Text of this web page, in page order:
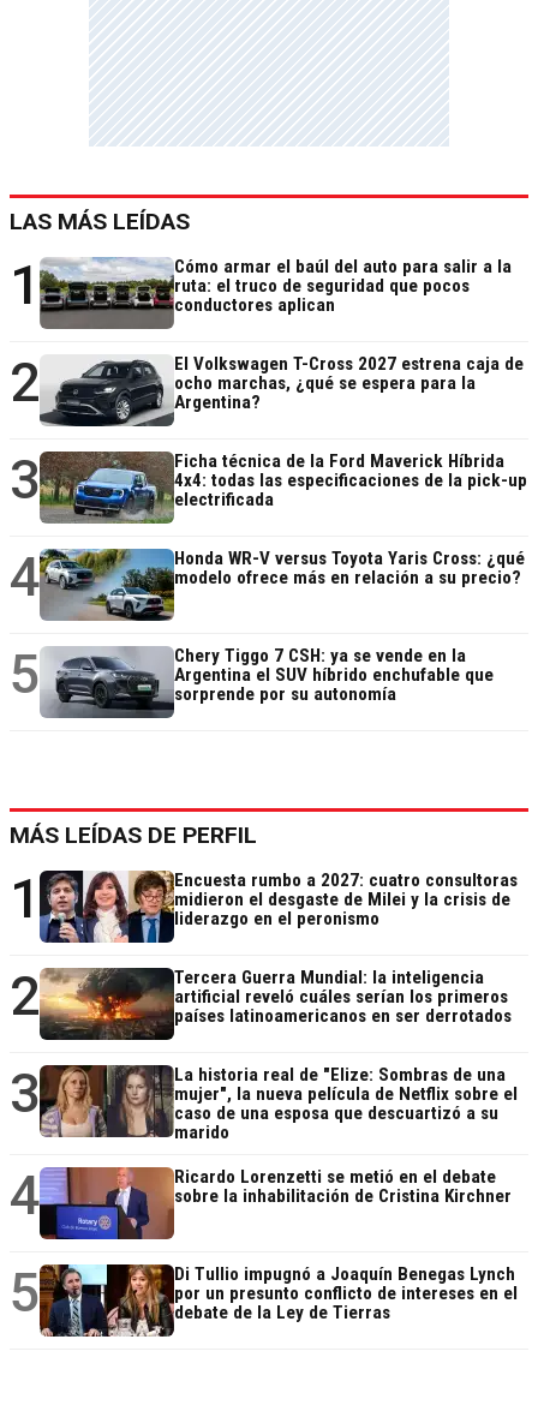
LAS MÁS LEÍDAS
1
Cómo armar el baúl del auto para salir a la
ruta: el truco de seguridad que pocos
conductores aplican
2
El Volkswagen T-Cross 2027 estrena caja de
ocho marchas, ¿qué se espera para la
Argentina?
3
Ficha técnica de la Ford Maverick Híbrida
4x4: todas las especificaciones de la pick-up
electrificada
4
Honda WR-V versus Toyota Yaris Cross: ¿qué
modelo ofrece más en relación a su precio?
5
Chery Tiggo 7 CSH: ya se vende en la
Argentina el SUV híbrido enchufable que
sorprende por su autonomía
MÁS LEÍDAS DE PERFIL
1
Encuesta rumbo a 2027: cuatro consultoras
midieron el desgaste de Milei y la crisis de
liderazgo en el peronismo
2
Tercera Guerra Mundial: la inteligencia
artificial reveló cuáles serían los primeros
países latinoamericanos en ser derrotados
3
La historia real de "Elize: Sombras de una
mujer", la nueva película de Netflix sobre el
caso de una esposa que descuartizó a su
marido
4
Ricardo Lorenzetti se metió en el debate
sobre la inhabilitación de Cristina Kirchner
5
Di Tullio impugnó a Joaquín Benegas Lynch
por un presunto conflicto de intereses en el
debate de la Ley de Tierras